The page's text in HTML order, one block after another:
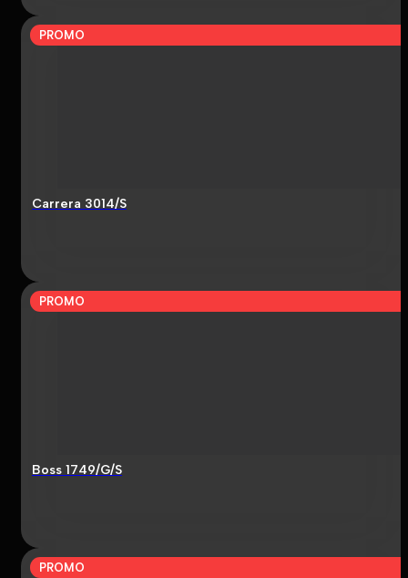
PROMO
Carrera 3014/S
PROMO
Boss 1749/G/S
PROMO